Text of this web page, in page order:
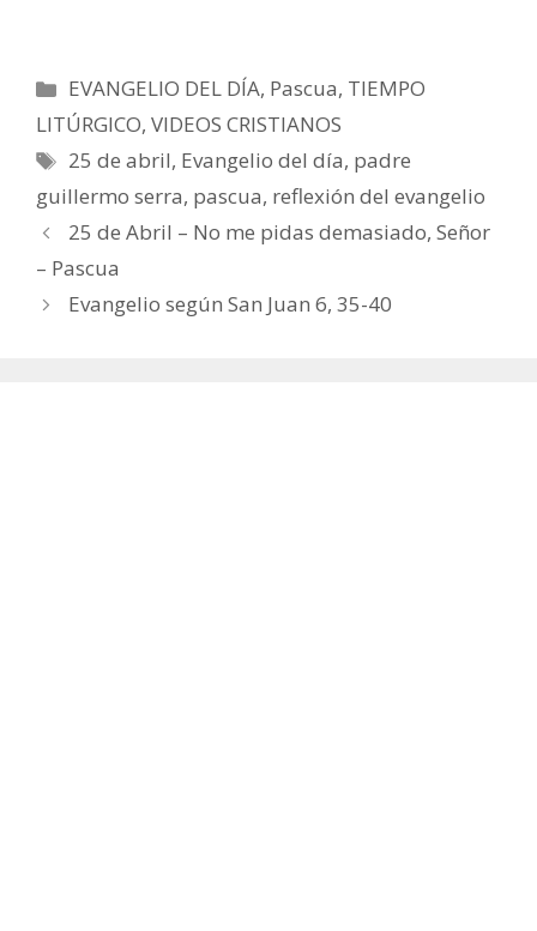
Categorías
EVANGELIO DEL DÍA, Pascua, TIEMPO
LITÚRGICO, VIDEOS CRISTIANOS
Etiquetas
25 de abril, Evangelio del día, padre
guillermo serra, pascua, reflexión del evangelio
25 de Abril – No me pidas demasiado, Señor
– Pascua
Evangelio según San Juan 6, 35-40